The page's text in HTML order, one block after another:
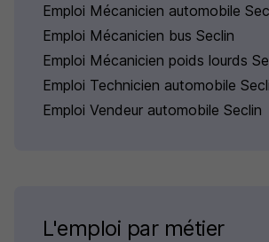
Emploi Mécanicien automobile
Emploi Mécanicien bus Seclin
Emploi Mécanicien poids lourds
Emploi Technicien automobile
Emploi Vendeur automobile Seclin
L'emploi par métier